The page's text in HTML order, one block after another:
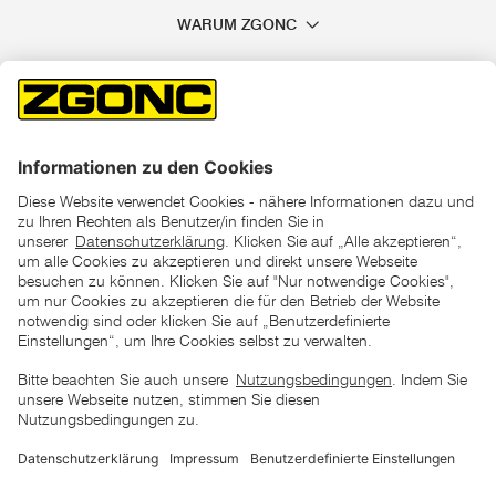
WARUM ZGONC
*der "statt"-Preis ist der niedrigste von uns in den letzten 30
Tagen vor Beginn dieser Aktion verlangte Preis
unter den UVP Preisen auf dieser Website sind die
zu verstehen